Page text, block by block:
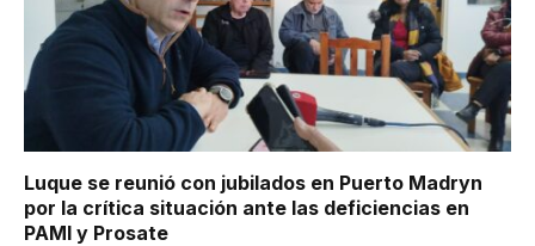
Luque se reunió con jubilados en Puerto Madryn
por la crítica situación ante las deficiencias en
PAMI y Prosate